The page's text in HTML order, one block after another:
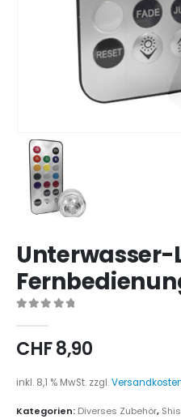
Unterwasser-
CHF8,90
inkl. 8,1 % MwSt. zzgl.
Kategorien: Diverses Zubehör,